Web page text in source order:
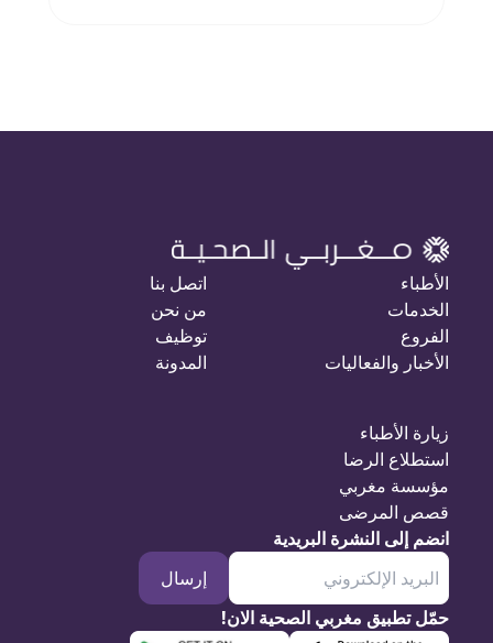
الأطباء
الخدمات
الفروع
الأخبار والفعاليات
اتصل بنا
من نحن
توظيف
المدونة
زيارة الأطباء
استطلاع الرضا
مؤسسة مغربي
قصص المرضى
انضم إلى النشرة البريدية
إرسال
حمّل تطبيق مغربي الصحية الان!